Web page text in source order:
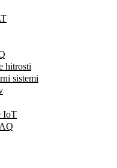
hitrosti
sistemi
IoT